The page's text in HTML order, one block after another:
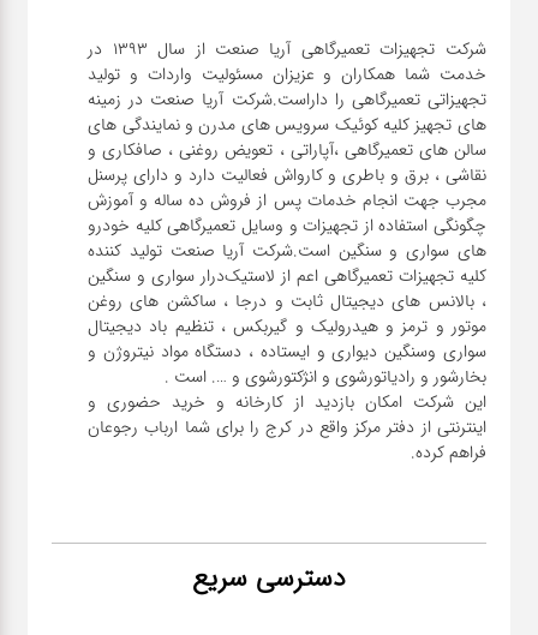
شرکت تجهیزات تعمیرگاهی آریا صنعت از سال ۱۳۹۳ در
خدمت شما همکاران و عزیزان مسئولیت واردات و تولید
تجهیزاتی تعمیرگاهی را داراست.شرکت آریا صنعت در زمینه
های تجهیز کلیه کوئیک سرویس های مدرن و نمایندگی های
سالن های تعمیرگاهی ،آپاراتی ، تعویض روغنی ، صافکاری و
نقاشی ، برق و باطری و کارواش فعالیت دارد و دارای پرسنل
مجرب جهت انجام خدمات پس از فروش ده ساله و آموزش
چگونگی استفاده از تجهیزات و وسایل تعمیرگاهی کلیه خودرو
های سواری و سنگین است.شرکت آریا صنعت تولید کننده
کلیه تجهیزات تعمیرگاهی اعم از لاستیک‌درار سواری و ‌سنگین
، بالانس های دیجیتال ثابت و درجا ، ساکشن های روغن
موتور و ترمز و هیدرولیک و گیربکس ، تنظیم باد دیجیتال
سواری و‌سنگین دیواری و ایستاده ، دستگاه مواد نیتروژن و
این شرکت امکان بازدید از کارخانه و خرید حضوری و
اینترنتی از دفتر مرکز واقع در کرج را برای شما ارباب رجوعان
فراهم کرده.
دسترسی سریع